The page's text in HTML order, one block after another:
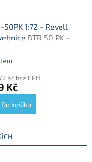
50PK 1:72 - Revell
BTR 50 PK -
Kč bez DPH
Kč
Do košíku